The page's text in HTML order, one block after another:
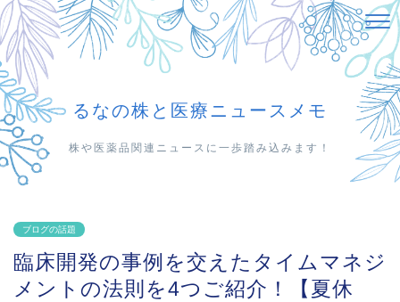
るなの株と医療ニュースメモ
株や医薬品関連ニュースに一歩踏み込みます！
ブログの話題
臨床開発の事例を交えたタイムマネジ
メントの法則を4つご紹介！【夏休